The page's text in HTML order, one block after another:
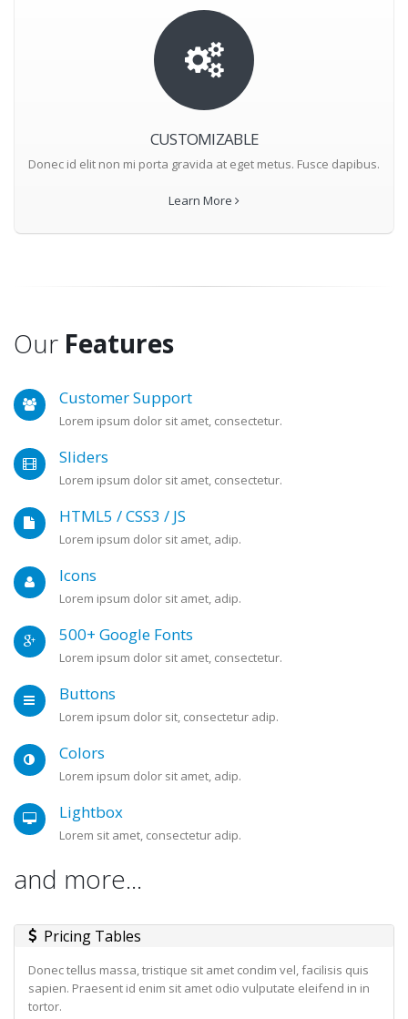
CUSTOMIZABLE
Donec id elit non mi porta gravida at eget metus. Fusce dapibus.
Learn More
Our Features
Customer Support
Lorem ipsum dolor sit amet, consectetur.
Sliders
Lorem ipsum dolor sit amet, consectetur.
HTML5 / CSS3 / JS
Lorem ipsum dolor sit amet, adip.
Icons
Lorem ipsum dolor sit amet, adip.
500+ Google Fonts
Lorem ipsum dolor sit amet, consectetur.
Buttons
Lorem ipsum dolor sit, consectetur adip.
Colors
Lorem ipsum dolor sit amet, adip.
Lightbox
Lorem sit amet, consectetur adip.
and more...
Pricing Tables
Donec tellus massa, tristique sit amet condim vel, facilisis quis
sapien. Praesent id enim sit amet odio vulputate eleifend in in
tortor.